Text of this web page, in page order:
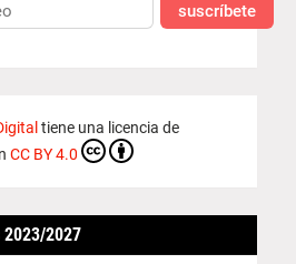
suscríbete
tiene una licencia de
CC BY 4.0
2027